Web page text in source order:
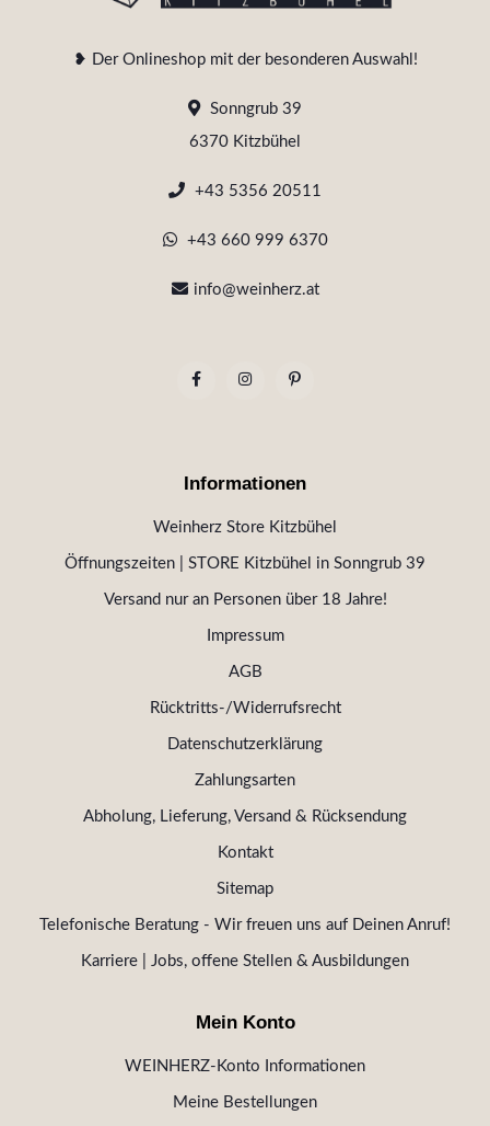
❥ Der Onlineshop mit der besonderen Auswahl!
Sonngrub 39
6370 Kitzbühel
+43 5356 20511
+43 660 999 6370
info@weinherz.at
Informationen
Weinherz Store Kitzbühel
Öffnungszeiten | STORE Kitzbühel in Sonngrub 39
Versand nur an Personen über 18 Jahre!
Impressum
AGB
Rücktritts-/Widerrufsrecht
Datenschutzerklärung
Zahlungsarten
Abholung, Lieferung, Versand & Rücksendung
Kontakt
Sitemap
Telefonische Beratung - Wir freuen uns auf Deinen Anruf!
Karriere | Jobs, offene Stellen & Ausbildungen
Mein Konto
WEINHERZ-Konto Informationen
Meine Bestellungen